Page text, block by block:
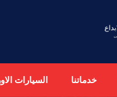
خدماتنا السيارات